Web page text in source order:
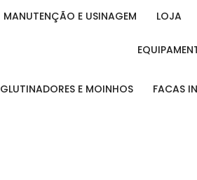
MANUTENÇÃO E USINAGEM LOJA
AGLUTINADORES E MOINHOS FACAS